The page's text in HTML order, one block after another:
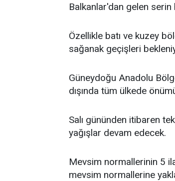
Balkanlar'dan gelen serin
Özellikle batı ve kuzey
sağanak geçişleri
Güneydoğu Anadolu
dışında tüm ülkede
Salı gününden itibaren
yağışlar devam edecek.
Mevsim normallerinin 5
mevsim normallerine